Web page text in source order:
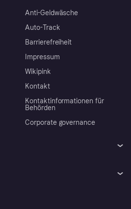
Anti-Geldwäsche
Auto-Track
Barrierefreiheit
Impressum
Wikipink
Kontakt
Kontaktinformationen für
Behörden
Corporate governance